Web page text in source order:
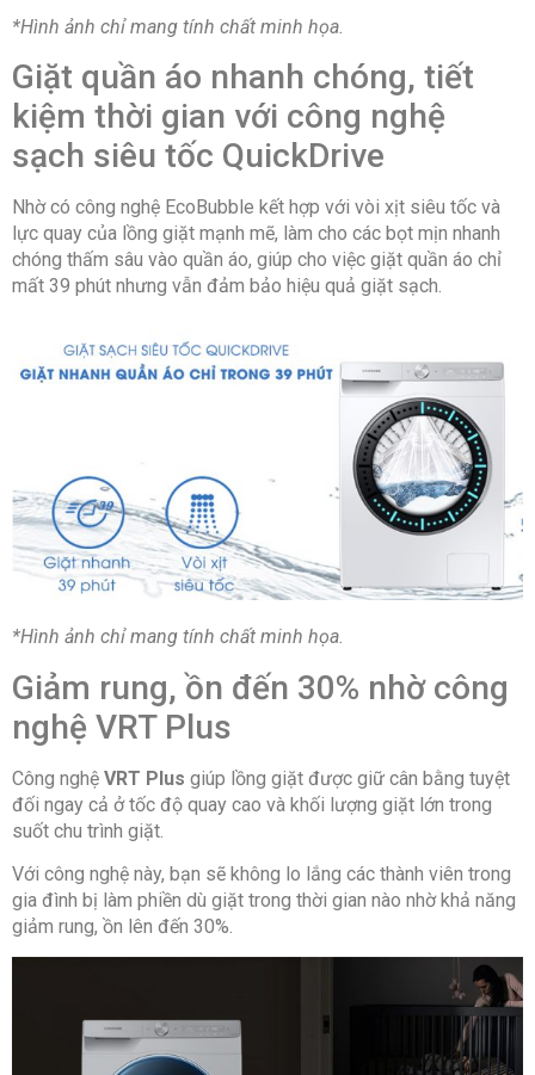
*Hình ảnh chỉ mang tính chất minh họa.
Giặt quần áo nhanh chóng, tiết
kiệm thời gian với công nghệ
sạch siêu tốc QuickDrive
Nhờ có công nghệ EcoBubble kết hợp với vòi xịt siêu tốc và
lực quay của lồng giặt mạnh mẽ, làm cho các bọt mịn nhanh
chóng thấm sâu vào quần áo, giúp cho việc giặt quần áo chỉ
mất 39 phút nhưng vẫn đảm bảo hiệu quả giặt sạch.
*Hình ảnh chỉ mang tính chất minh họa.
Giảm rung, ồn đến 30% nhờ công
nghệ VRT Plus
Công nghệ VRT Plus giúp lồng giặt được giữ cân bằng tuyệt
đối ngay cả ở tốc độ quay cao và khối lượng giặt lớn trong
suốt chu trình giặt.
Với công nghệ này, bạn sẽ không lo lắng các thành viên trong
gia đình bị làm phiền dù giặt trong thời gian nào nhờ khả năng
giảm rung, ồn lên đến 30%.